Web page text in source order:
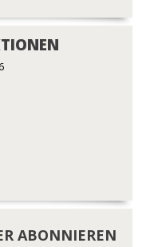
ABONNIEREN